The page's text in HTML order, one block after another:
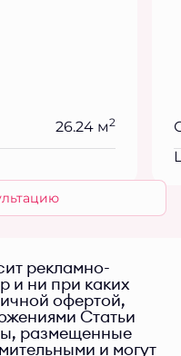
26.24 м2
рекламно-
и ни при каких
офертой,
Статьи
размещенные
и могут